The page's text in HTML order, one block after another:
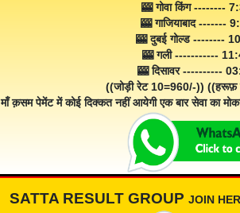
🎰 गोवा किंग --------
🎰 गाजियाबाद -------
🎰 दुबई गोल्ड --------
🎰 गली -----------
🎰 दिसावर ----------
((जोड़ी रेट 10=960/-))
माँ क़सम पेमेंट में कोई दिक्कत नहीं आयेगी एक बार सेवा का
SATTA RESULT GROUP JOIN